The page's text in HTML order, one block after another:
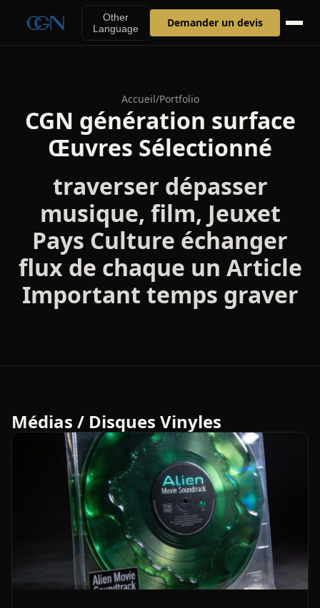
Other
Language
Demander un devis
Accueil/Portfolio
CGN génération surface
Œuvres Sélectionné
traverser dépasser
musique, film, Jeuxet
Pays Culture échanger
flux de chaque un Article
Important temps graver
Médias / Disques Vinyles